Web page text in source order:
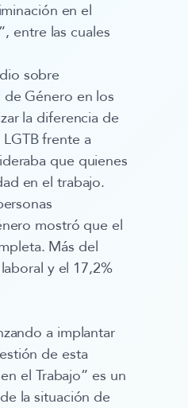
en el
entre las cuales
sobre
Género en los
la diferencia de
frente a
que quienes
en el trabajo.
mostró que el
Más del
y el 17,2%
a implantar
de esta
el Trabajo” es un
la situación de